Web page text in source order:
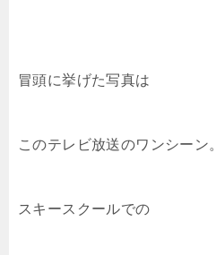
冒頭に挙げた写真は
このテレビ放送のワンシーン。
スキースクールでの